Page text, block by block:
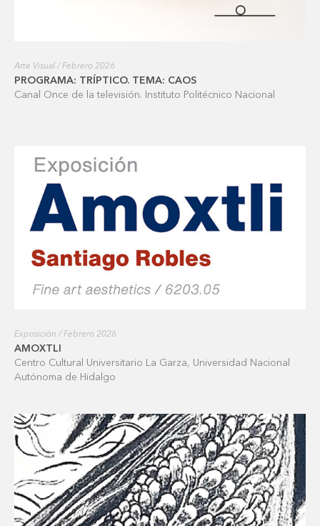
Arte Visual / Febrero 2026
PROGRAMA: TRÍPTICO. TEMA: CAOS
Canal Once de la televisión. Instituto Politécnico Nacional
Exposición / Febrero 2026
AMOXTLI
Centro Cultural Universitario La Garza, Universidad Nacional
Autónoma de Hidalgo